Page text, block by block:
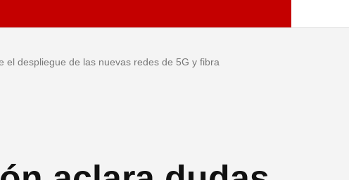
el despliegue de las nuevas redes de 5G y fibra